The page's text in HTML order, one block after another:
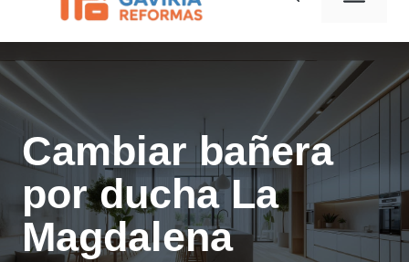
Cambiar bañera
por ducha La
Magdalena